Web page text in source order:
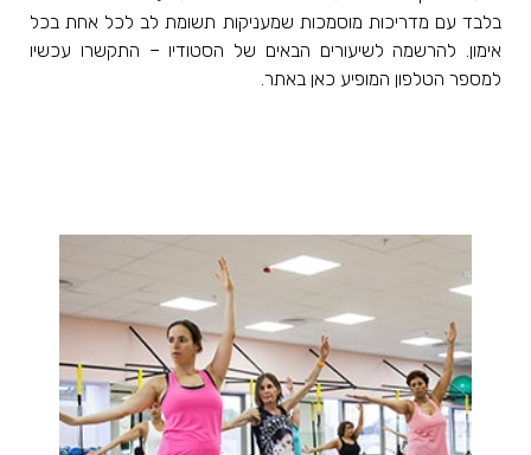
בלבד עם מדריכות מוסמכות שמעניקות תשומת לב לכל אחת בכל
אימון. להרשמה לשיעורים הבאים של הסטודיו – התקשרו עכשיו
למספר הטלפון המופיע כאן באתר.